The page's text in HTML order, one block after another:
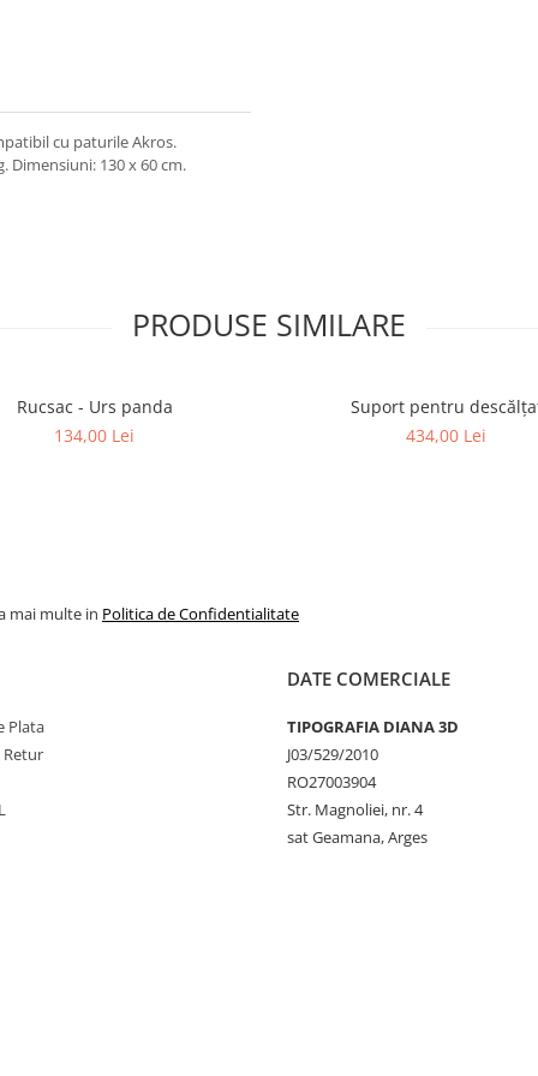
cu paturile Akros.
Dimensiuni: 130 x 60 cm.
PRODUSE SIMILARE
Rucsac - Urs panda
134,00 Lei
Suport pentru
434,00 Lei
mai multe in Politica de Confidentialitate
Plata
Retur
DATE COMERCIALE
TIPOGRAFIA DIANA 3D
J03/529/2010
RO27003904
Str. Magnoliei, nr. 4
sat Geamana, Arges